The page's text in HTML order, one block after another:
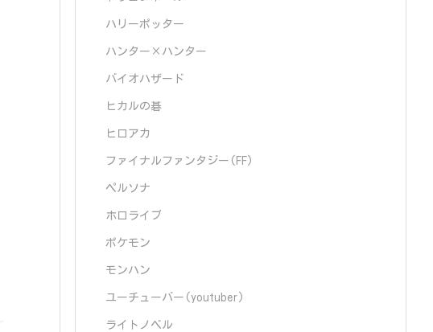
ハリーポッター
ハンター×ハンター
バイオハザード
ヒカルの碁
ヒロアカ
ファイナルファンタジー(FF)
ペルソナ
ホロライブ
ポケモン
モンハン
ユーチューバー(youtuber)
ライトノベル